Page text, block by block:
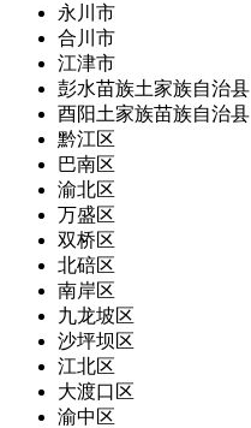
永川市
合川市
江津市
彭水苗族土家族自治县
酉阳土家族苗族自治县
黔江区
巴南区
渝北区
万盛区
双桥区
北碚区
南岸区
九龙坡区
沙坪坝区
江北区
大渡口区
渝中区